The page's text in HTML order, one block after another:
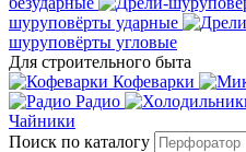
шуруповёрты ударные
шуруповёрты угловые
Для строительного быта
Кофеварки
Радио
Чайники
Поиск по каталогу